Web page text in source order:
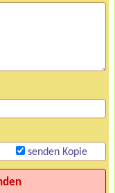
senden Kopie